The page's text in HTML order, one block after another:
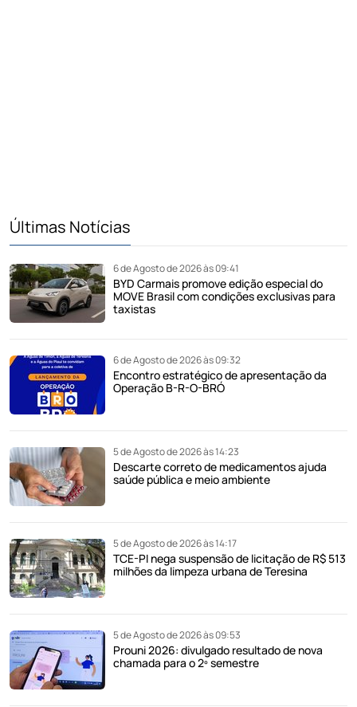
Últimas Notícias
6 de Agosto de 2026 às 09:41
BYD Carmais promove edição especial do
MOVE Brasil com condições exclusivas para
taxistas
6 de Agosto de 2026 às 09:32
Encontro estratégico de apresentação da
Operação B-R-O-BRÓ
5 de Agosto de 2026 às 14:23
Descarte correto de medicamentos ajuda
saúde pública e meio ambiente
5 de Agosto de 2026 às 14:17
TCE-PI nega suspensão de licitação de R$ 513
milhões da limpeza urbana de Teresina
5 de Agosto de 2026 às 09:53
Prouni 2026: divulgado resultado de nova
chamada para o 2º semestre